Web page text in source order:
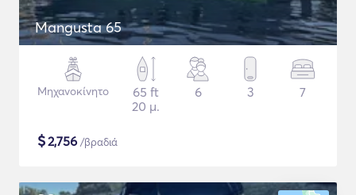
Mangusta 65
Μηχανοκίνητο
65 ft
20 μ.
6 3 7
$2,756 /βραδιά